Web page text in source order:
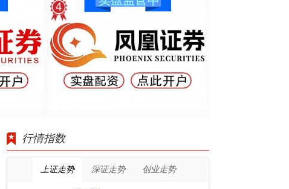
行情指数
上证走势 深证走势 创业走势